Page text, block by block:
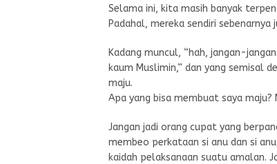
Selama ini, kita masih banyak
Padahal, mereka sendiri
Kadang muncul, “hah, jangan-
kaum Muslimin,” dan yang semisal
maju.
Apa yang bisa membuat saya
Jangan jadi orang cupat yang
membeo perkataan si anu dan si
kaidah pelaksanaan suatu amalan.